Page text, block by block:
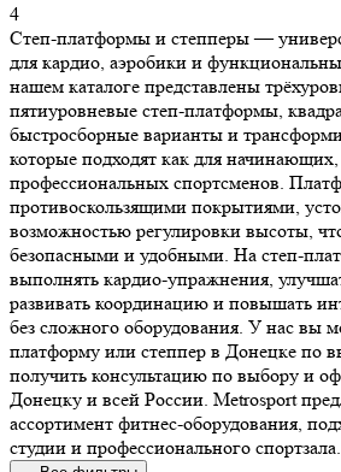
4
Степ-платформы и степперы —
для кардио, аэробики и
нашем каталоге представлены
пятиуровневые степ-платформы,
быстросборные варианты и
которые подходят как для начинающих,
профессиональных спортсменов.
противоскользящими покрытиями,
возможностью регулировки высоты,
безопасными и удобными. На степ-
выполнять кардио-упражнения,
развивать координацию и повышать
без сложного оборудования. У нас вы
платформу или степпер в Донецке по
получить консультацию по выбору и
Донецку и всей России. Metrosport
ассортимент фитнес-оборудования,
студии и профессионального спортзала.